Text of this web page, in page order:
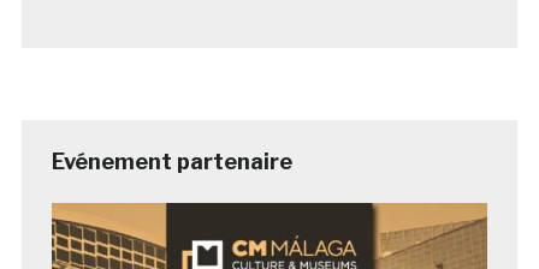
Evénement partenaire